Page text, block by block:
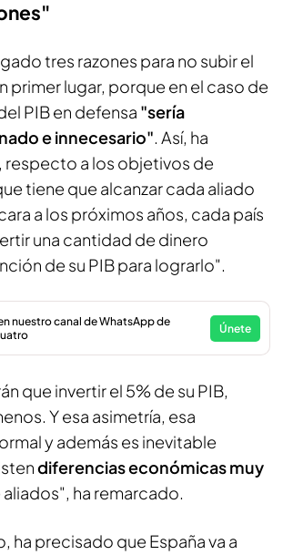
tres razones para no subir el
primer lugar, porque en el caso de
PIB en defensa "sería
e innecesario". Así, ha
respecto a los objetivos de
tiene que alcanzar cada aliado
a los próximos años, cada país
una cantidad de dinero
de su PIB para lograrlo".
nuestro canal de WhatsApp de
Únete
que invertir el 5% de su PIB,
Y esa asimetría, esa
y además es inevitable
diferencias económicas muy
ha remarcado.
ha precisado que España va a